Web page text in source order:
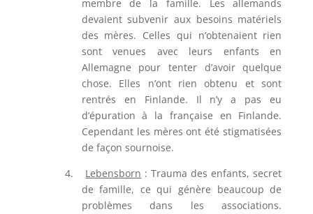
membre de la famille. Les allemands
devaient subvenir aux besoins matériels
des mères. Celles qui n’obtenaient rien
sont venues avec leurs enfants en
Allemagne pour tenter d’avoir quelque
chose. Elles n’ont rien obtenu et sont
rentrés en Finlande. Il n’y a pas eu
d’épuration à la française en Finlande.
Cependant les mères ont été stigmatisées
de façon sournoise.
4.
Lebensborn : Trauma des enfants, secret
de famille, ce qui génère beaucoup de
problèmes dans les associations.